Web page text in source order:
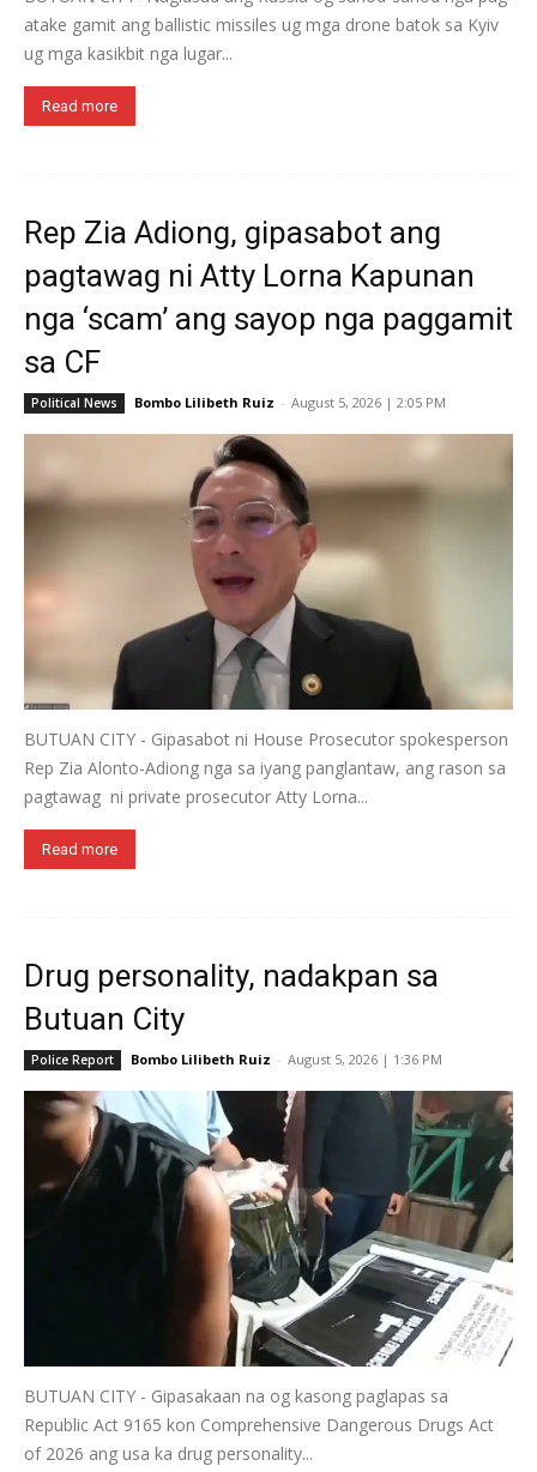
atake gamit ang ballistic missiles ug mga drone batok sa Kyiv
ug mga kasikbit nga lugar...
Read more
Rep Zia Adiong, gipasabot ang
pagtawag ni Atty Lorna Kapunan
nga ‘scam’ ang sayop nga paggamit
sa CF
Political News Bombo Lilibeth Ruiz - August 5, 2026 | 2:05 PM
BUTUAN CITY - Gipasabot ni House Prosecutor spokesperson
Rep Zia Alonto-Adiong nga sa iyang panglantaw, ang rason sa
pagtawag ni private prosecutor Atty Lorna...
Read more
Drug personality, nadakpan sa
Butuan City
Police Report Bombo Lilibeth Ruiz - August 5, 2026 | 1:36 PM
BUTUAN CITY - Gipasakaan na og kasong paglapas sa
Republic Act 9165 kon Comprehensive Dangerous Drugs Act
of 2026 ang usa ka drug personality...